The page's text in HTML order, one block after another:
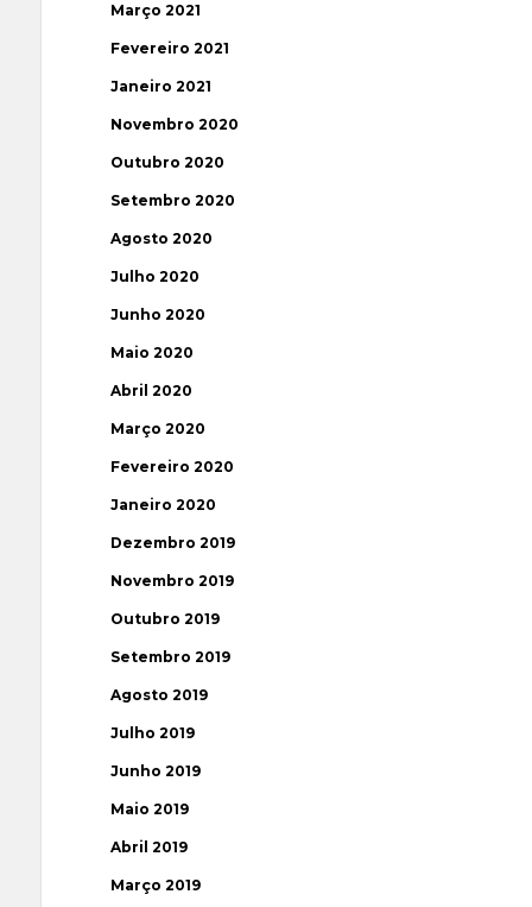
Março 2021
Fevereiro 2021
Janeiro 2021
Novembro 2020
Outubro 2020
Setembro 2020
Agosto 2020
Julho 2020
Junho 2020
Maio 2020
Abril 2020
Março 2020
Fevereiro 2020
Janeiro 2020
Dezembro 2019
Novembro 2019
Outubro 2019
Setembro 2019
Agosto 2019
Julho 2019
Junho 2019
Maio 2019
Abril 2019
Março 2019